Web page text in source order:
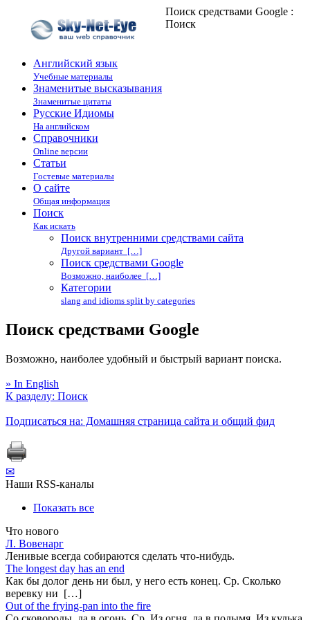
Поиск средствами Google :
Поиск
Английский язык
Учебные материалы
Знаменитые высказывания
Знаменитые цитаты
Русские Идиомы
На английском
Справочники
Online версии
Статьи
Гостевые материалы
О сайте
Общая информация
Поиск
Как искать
Поиск внутренними средствами сайта
Другой вариант […]
Поиск средствами Google
Возможно, наиболее […]
Категории
slang and idioms split by categories
Поиск средствами Google
Возможно, наиболее удобный и быстрый вариант поиска.
» In English
К разделу: Поиск
Подписаться на: Домашняя страница сайта и общий фид
✉
Наши RSS-каналы
Показать все
Что нового
Л. Вовенарг
Ленивые всегда собираются сделать что-нибудь.
The longest day has an end
Как бы долог день ни был, у него есть конец. Ср. Сколько
веревку ни […]
Out of the frying-pan into the fire